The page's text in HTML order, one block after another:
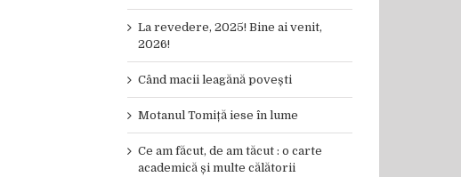
La revedere, 2025! Bine ai venit,
2026!
Când macii leagănă povești
Motanul Tomiță iese în lume
Ce am făcut, de am tăcut : o carte
academică și multe călătorii